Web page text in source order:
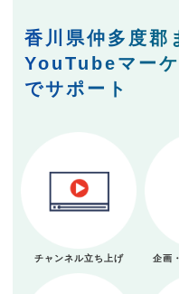
香川県仲多度郡
YouTubeマー
でサポート
チャンネル立ち上げ 企画